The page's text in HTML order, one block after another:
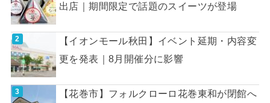
出店｜期間限定で話題のスイーツが登場
【イオンモール秋田】イベント延期・内容変
更を発表｜8月開催分に影響
【花巻市】フォルクローロ花巻東和が閉館へ